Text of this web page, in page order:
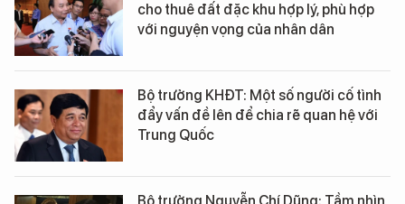
cho thuê đất đặc khu hợp lý, phù hợp
với nguyện vọng của nhân dân
Bộ trưởng KHĐT: Một số người cố tình
đẩy vấn đề lên để chia rẽ quan hệ với
Trung Quốc